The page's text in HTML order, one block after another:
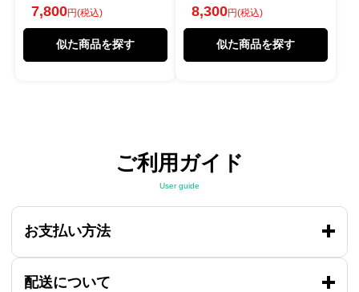
7,800円(税込)
似た商品を探す
8,300円(税込)
似た商品を探す
ご利用ガイド
User guide
お支払い方法
配送について